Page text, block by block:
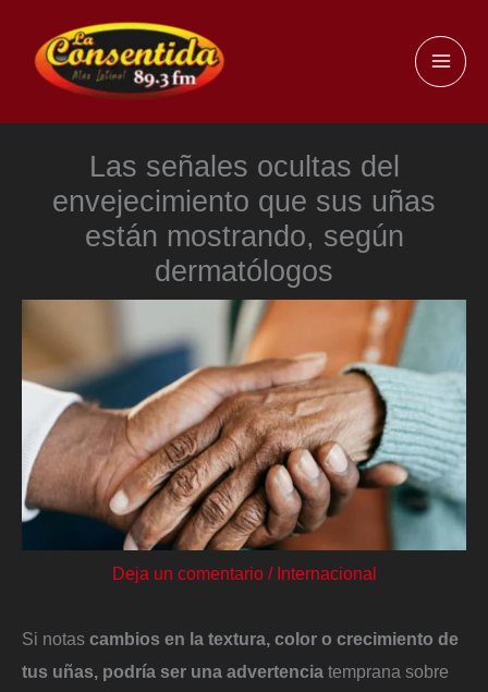
contenido
Las señales ocultas del
envejecimiento que sus uñas
están mostrando, según
dermatólogos
Deja un comentario / Internacional
Si notas cambios en la textura, color o crecimiento de
tus uñas, podría ser una advertencia temprana sobre